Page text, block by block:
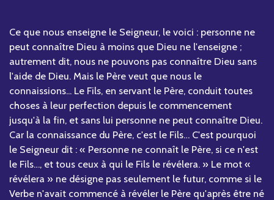
Ce que nous enseigne le Seigneur, le voici : personne ne
peut connaître Dieu à moins que Dieu ne l'enseigne ;
autrement dit, nous ne pouvons pas connaître Dieu sans
l'aide de Dieu. Mais le Père veut que nous le
connaissions... Le Fils, en servant le Père, conduit toutes
choses à leur perfection depuis le commencement
jusqu'à la fin, et sans lui personne ne peut connaître Dieu.
Car la connaissance du Père, c'est le Fils… C'est pourquoi
le Seigneur dit : « Personne ne connaît le Père, si ce n'est
le Fils…, et tous ceux à qui le Fils le révélera. » Le mot «
révélera » ne désigne pas seulement le futur, comme si le
Verbe n'avait commencé à révéler le Père qu'après être né